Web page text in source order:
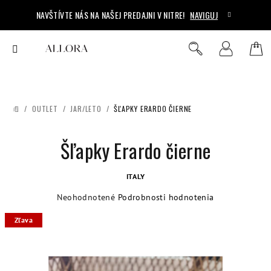
obsah
NAVŠTÍVTE NÁS NA NAŠEJ PREDAJNI V NITRE! NAVIGUJ
DOMOV
/ OUTLET / JAR/LETO / ŠĽAPKY ERARDO ČIERNE
Šľapky Erardo čierne
ITALY
Priemerné
z
Neohodnotené Podrobnosti hodnotenia
Zľava